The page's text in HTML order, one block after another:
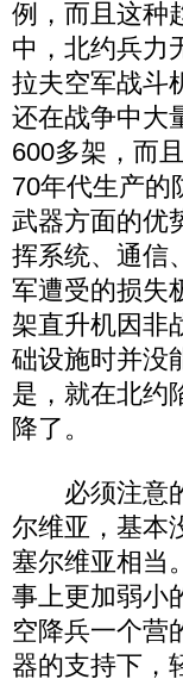
例，而且这种
中，北约兵力
拉夫空军战斗
还在战争中大
600多架，而
70年代生产的
武器方面的优
挥系统、通信
军遭受的损失
架直升机因非
础设施时并没
是，就在北约
降了。
必须注意的
尔维亚，基本
塞尔维亚相当
事上更加弱小
空降兵一个营
器的支持下，